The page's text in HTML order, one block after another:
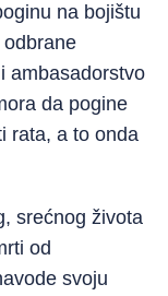
na bojištu
ambasadorstvo
da pogine
rata, a to onda
srećnog života
od
svoju